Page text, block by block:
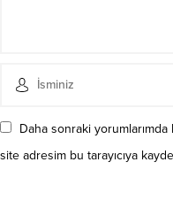
Daha sonraki yorumlarımda
site adresim bu tarayıcıya